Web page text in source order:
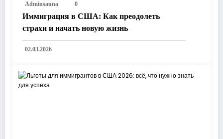
Adminsauna 0
Иммиграция в США: Как преодолеть
страхи и начать новую жизнь
02.03.2026